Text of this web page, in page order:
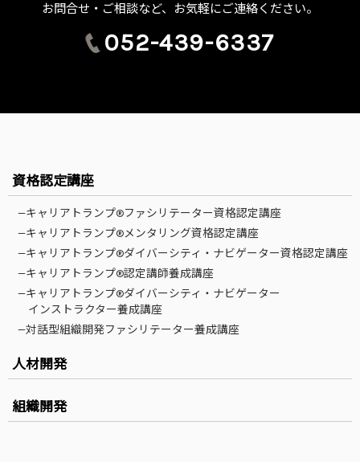
お問合せ・ご相談など、お気軽にご連絡ください。
052-439-6337
資格認定講座
—キャリアトランプ®ファシリテーター資格認定講座
—キャリアトランプ®メンタリング資格認定講座
—キャリアトランプ®ダイバーシティ・ナビゲーター資格認定講座
—キャリアトランプ®認定講師養成講座
—キャリアトランプ®ダイバーシティ・ナビゲーター
インストラクター養成講座
—対話型組織開発ファシリテーター養成講座
人材開発
組織開発